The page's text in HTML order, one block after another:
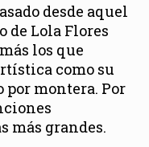
desde aquel
de Lola Flores
los que
como su
montera. Por
más grandes.